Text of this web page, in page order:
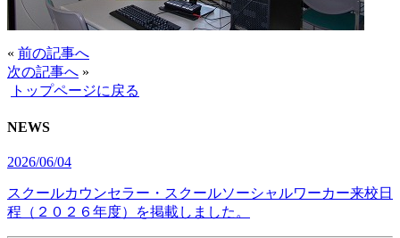
« 前の記事へ
次の記事へ »
トップページに戻る
NEWS
2026/06/04
スクールカウンセラー・スクールソーシャルワーカー来校日
程（２０２６年度）を掲載しました。